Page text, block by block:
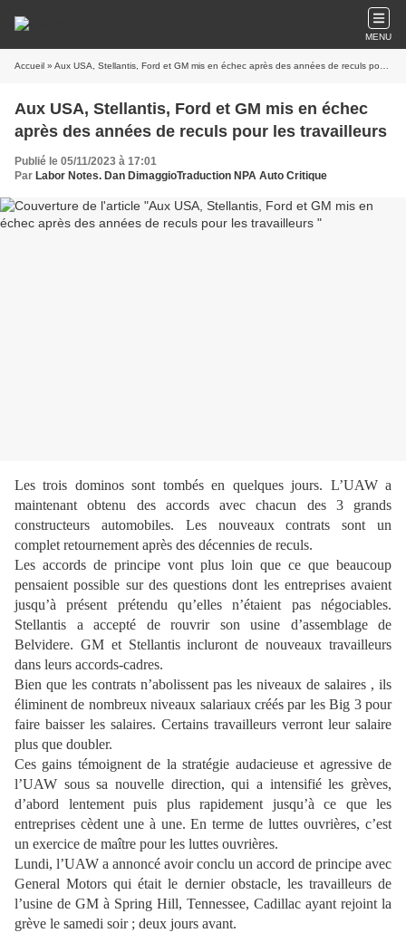
MENU
Accueil » Aux USA, Stellantis, Ford et GM mis en échec après des années de reculs pour les travailleurs
Aux USA, Stellantis, Ford et GM mis en échec
après des années de reculs pour les travailleurs
Publié le 05/11/2023 à 17:01
Par Labor Notes. Dan DimaggioTraduction NPA Auto Critique
Les trois dominos sont tombés en quelques jours. L’UAW a
maintenant obtenu des accords avec chacun des 3 grands
constructeurs automobiles. Les nouveaux contrats sont un
complet retournement après des décennies de reculs.
Les accords de principe vont plus loin que ce que beaucoup
pensaient possible sur des questions dont les entreprises avaient
jusqu’à présent prétendu qu’elles n’étaient pas négociables.
Stellantis a accepté de rouvrir son usine d’assemblage de
Belvidere. GM et Stellantis incluront de nouveaux travailleurs
dans leurs accords-cadres.
Bien que les contrats n’abolissent pas les niveaux de salaires , ils
éliminent de nombreux niveaux salariaux créés par les Big 3 pour
faire baisser les salaires. Certains travailleurs verront leur salaire
plus que doubler.
Ces gains témoignent de la stratégie audacieuse et agressive de
l’UAW sous sa nouvelle direction, qui a intensifié les grèves,
d’abord lentement puis plus rapidement jusqu’à ce que les
entreprises cèdent une à une. En terme de luttes ouvrières, c’est
un exercice de maître pour les luttes ouvrières.
Lundi, l’UAW a annoncé avoir conclu un accord de principe avec
General Motors qui était le dernier obstacle, les travailleurs de
l’usine de GM à Spring Hill, Tennessee, Cadillac ayant rejoint la
grève le samedi soir ; deux jours avant.